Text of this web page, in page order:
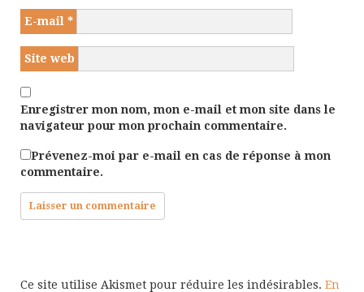
E-mail *
Site web
Enregistrer mon nom, mon e-mail et mon site dans le
navigateur pour mon prochain commentaire.
Prévenez-moi par e-mail en cas de réponse à mon
commentaire.
Ce site utilise Akismet pour réduire les indésirables. En